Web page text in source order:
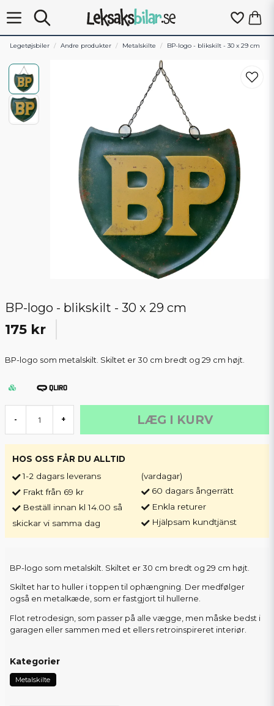
Legetøjsbiler Andre produkter Metalskilte BP-logo - blikskilt - 30 x 29 cm
BP-logo - blikskilt - 30 x 29 cm
175 kr
BP-logo som metalskilt. Skiltet er 30 cm bredt og 29 cm højt.
- + LÆG I KURV
HOS OSS FÅR DU ALLTID
1-2 dagars leverans
Frakt från 69 kr
Beställ innan kl 14.00 så
skickar vi samma dag
(vardagar)
60 dagars ångerrätt
Enkla returer
Hjälpsam kundtjänst
BP-logo som metalskilt. Skiltet er 30 cm bredt og 29 cm højt.
Skiltet har to huller i toppen til ophængning. Der medfølger
også en metalkæde, som er fastgjort til hullerne.
Flot retrodesign, som passer på alle vægge, men måske bedst i
garagen eller sammen med et ellers retroinspireret interiør.
Kategorier
Metalskilte